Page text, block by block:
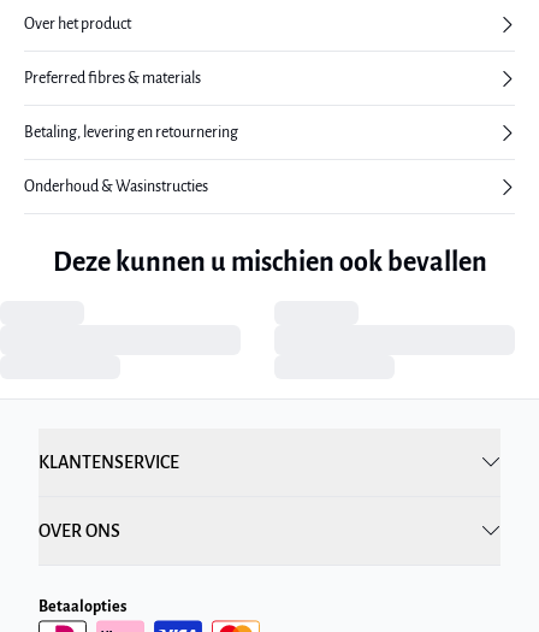
Over het product
Preferred fibres & materials
Betaling, levering en retournering
Onderhoud & Wasinstructies
Deze kunnen u mischien ook bevallen
KLANTENSERVICE
OVER ONS
Betaalopties